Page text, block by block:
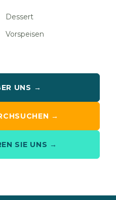
Dessert
Vorspeisen
UNS →
→
SIE UNS →